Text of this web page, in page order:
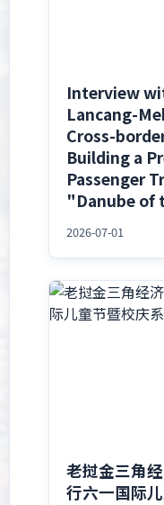
Interview
Lancang-
Cross-
Building a
Passenger
"Danube of
2026-07-01
老挝金三角
行六一国际